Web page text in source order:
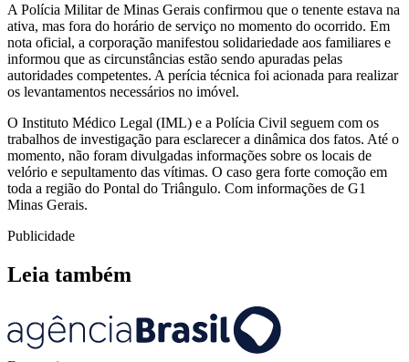
A Polícia Militar de Minas Gerais confirmou que o tenente estava na
ativa, mas fora do horário de serviço no momento do ocorrido. Em
nota oficial, a corporação manifestou solidariedade aos familiares e
informou que as circunstâncias estão sendo apuradas pelas
autoridades competentes. A perícia técnica foi acionada para realizar
os levantamentos necessários no imóvel.
O Instituto Médico Legal (IML) e a Polícia Civil seguem com os
trabalhos de investigação para esclarecer a dinâmica dos fatos. Até o
momento, não foram divulgadas informações sobre os locais de
velório e sepultamento das vítimas. O caso gera forte comoção em
toda a região do Pontal do Triângulo. Com informações de G1
Minas Gerais.
Publicidade
Leia também